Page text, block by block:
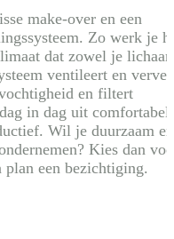
make-over en een
Zo werk je
dat zowel je
ventileert en
en filtert
in dag uit
Wil je duurzaam en
Kies dan
een bezichtiging.